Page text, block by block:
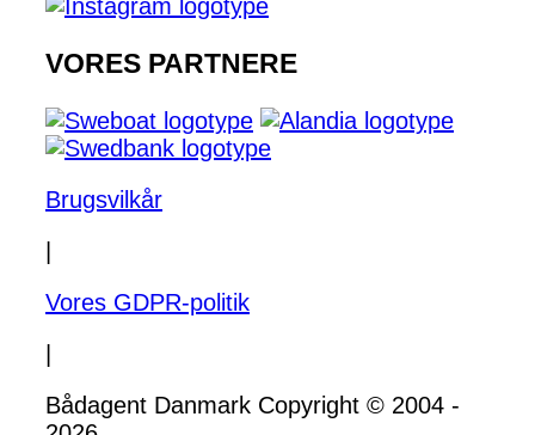
VORES PARTNERE
Brugsvilkår
Vores GDPR-politik
Bådagent Danmark Copyright © 2004 -